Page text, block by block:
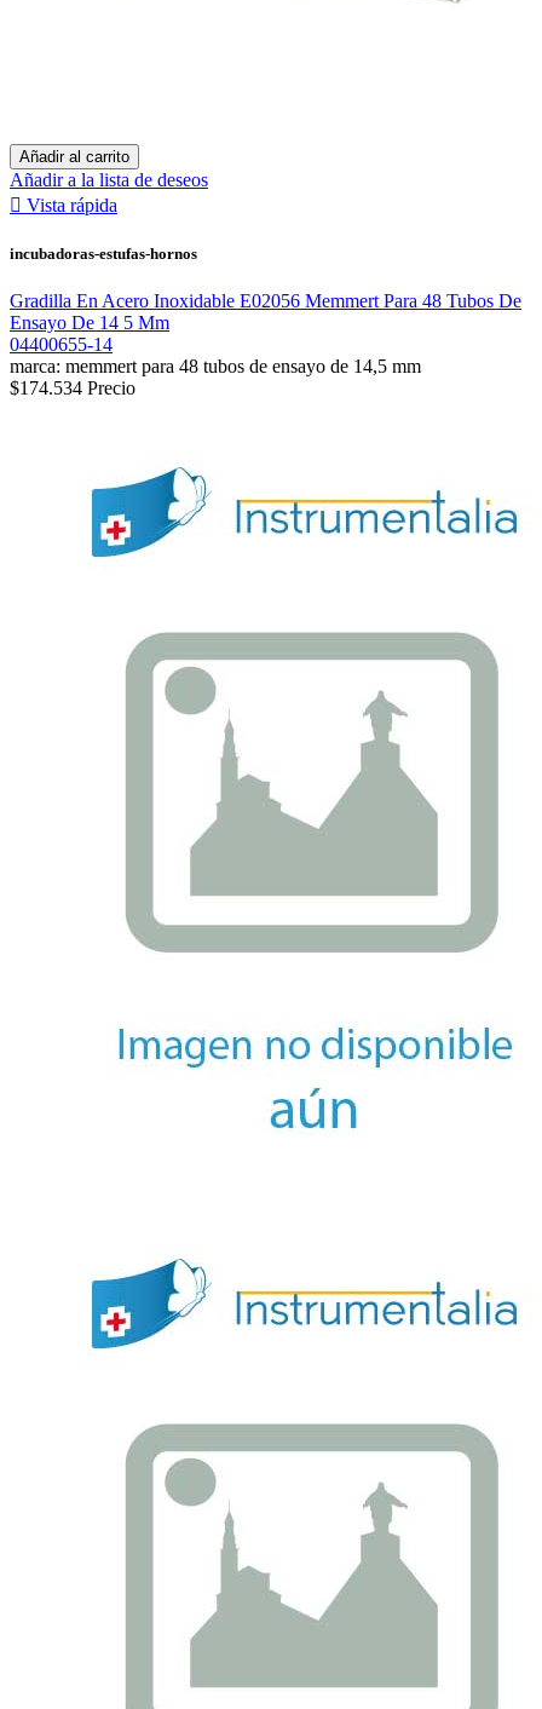
Añadir al carrito
Añadir a la lista de deseos
 Vista rápida
incubadoras-estufas-hornos
Gradilla En Acero Inoxidable E02056 Memmert Para 48 Tubos De
Ensayo De 14 5 Mm
04400655-14
marca: memmert para 48 tubos de ensayo de 14,5 mm
$174.534 Precio